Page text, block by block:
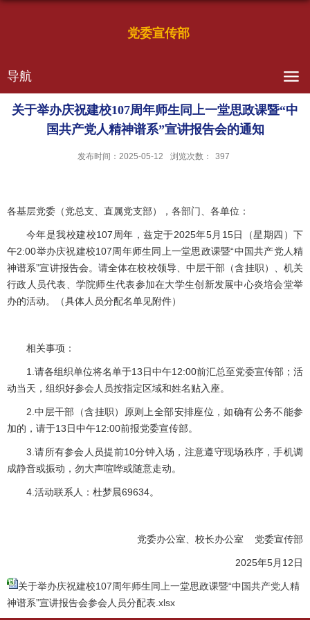
党委宣传部
导航
关于举办庆祝建校107周年师生同上一堂思政课暨“中
国共产党人精神谱系”宣讲报告会的通知
发布时间：2025-05-12 浏览次数： 397
各基层党委（党总支、直属党支部），各部门、各单位：
今年是我校建校107周年，兹定于2025年5月15日（星期四）下
午2:00举办庆祝建校107周年师生同上一堂思政课暨“中国共产党人精
神谱系”宣讲报告会。请全体在校校领导、中层干部（含挂职）、机关
行政人员代表、学院师生代表参加在大学生创新发展中心炎培会堂举
办的活动。（具体人员分配名单见附件）
相关事项：
1.请各组织单位将名单于13日中午12:00前汇总至党委宣传部；活
动当天，组织好参会人员按指定区域和姓名贴入座。
2.中层干部（含挂职）原则上全部安排座位，如确有公务不能参
加的，请于13日中午12:00前报党委宣传部。
3.请所有参会人员提前10分钟入场，注意遵守现场秩序，手机调
成静音或振动，勿大声喧哗或随意走动。
4.活动联系人：杜梦晨69634。
党委办公室、校长办公室 党委宣传部
2025年5月12日
关于举办庆祝建校107周年师生同上一堂思政课暨“中国共产党人精
神谱系”宣讲报告会参会人员分配表.xlsx